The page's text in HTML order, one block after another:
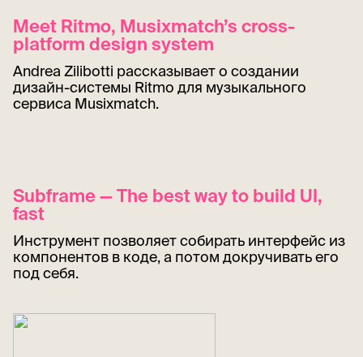
Meet Ritmo, Musixmatch’s cross-
platform design system
Andrea Zilibotti рассказывает о создании
дизайн-системы Ritmo для музыкального
сервиса Musixmatch.
Subframe — The best way to build UI,
fast
Инструмент позволяет собирать интерфейс из
компонентов в коде, а потом докручивать его
под себя.